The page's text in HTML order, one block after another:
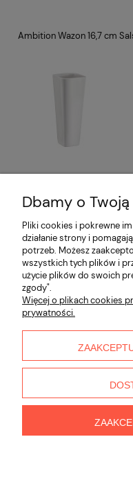
Ambition Wazon 16,7 cm
Opinie o
Informacje
Płatności i dostawa
O nas
Dbamy o
Pliki cookies i pokrewne
działanie strony i
potrzeb. Możesz
wszystkich tych plików i
użycie plików do swoich
zgody".
Więcej o plikach cookies
prywatności.